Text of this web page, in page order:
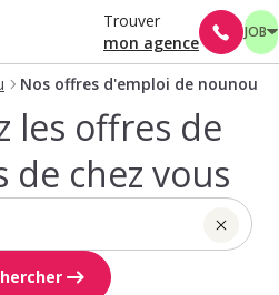
Trouver
mon agence
JOB
Nos offres d'emploi de nounou
les offres de
de chez vous